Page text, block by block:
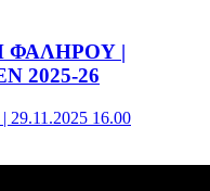
ΦΑΛΗΡΟΥ |
2025-26
16.00